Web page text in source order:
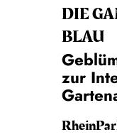
DIE
BLAU
zur